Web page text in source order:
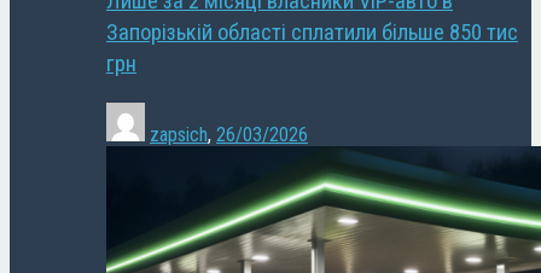
Запорізькій області сплатили більше 850 тис
грн
zapsich, 26/03/2026